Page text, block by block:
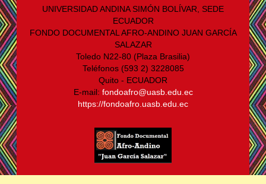
UNIVERSIDAD ANDINA SIMÓN BOLÍVAR, SEDE
ECUADOR
FONDO DOCUMENTAL AFRO-ANDINO JUAN GARCÍA
SALAZAR
Toledo N22-80 (Plaza Brasilia)
Teléfonos (593 2) 3228085
Quito - ECUADOR
E-mail: fondoafro@uasb.edu.ec
https://fondoafro.uasb.edu.ec